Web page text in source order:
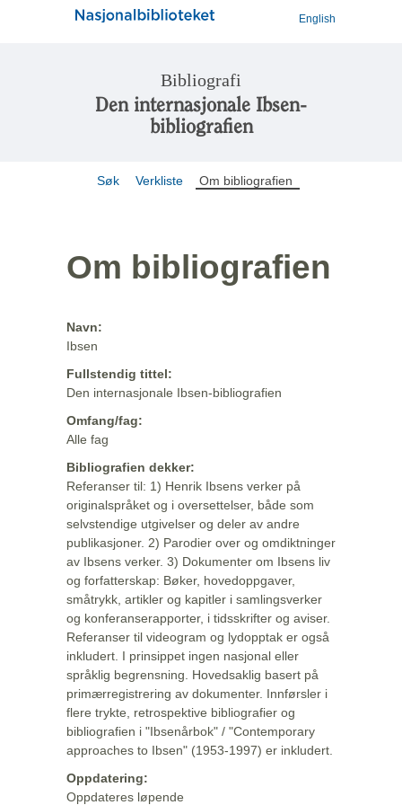
English
Bibliografi
Den internasjonale Ibsen-
bibliografien
Søk Verkliste Om bibliografien
Om bibliografien
Navn:
Ibsen
Fullstendig tittel:
Den internasjonale Ibsen-bibliografien
Omfang/fag:
Alle fag
Bibliografien dekker:
Referanser til: 1) Henrik Ibsens verker på
originalspråket og i oversettelser, både som
selvstendige utgivelser og deler av andre
publikasjoner. 2) Parodier over og omdiktninger
av Ibsens verker. 3) Dokumenter om Ibsens liv
og forfatterskap: Bøker, hovedoppgaver,
småtrykk, artikler og kapitler i samlingsverker
og konferanserapporter, i tidsskrifter og aviser.
Referanser til videogram og lydopptak er også
inkludert. I prinsippet ingen nasjonal eller
språklig begrensning. Hovedsaklig basert på
primærregistrering av dokumenter. Innførsler i
flere trykte, retrospektive bibliografier og
bibliografien i "Ibsenårbok" / "Contemporary
approaches to Ibsen" (1953-1997) er inkludert.
Oppdatering:
Oppdateres løpende